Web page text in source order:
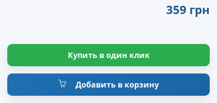
359 грн
Купить в один клик
Добавить в корзину